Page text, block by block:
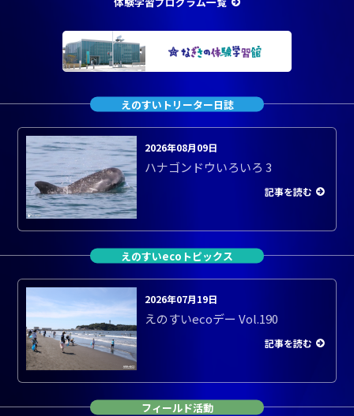
えのすいトリーター日誌
2026年08月09日
ハナゴンドウいろいろ 3
記事を読む
えのすいecoトピックス
2026年07月19日
えのすいecoデー Vol.190
記事を読む
フィールド活動